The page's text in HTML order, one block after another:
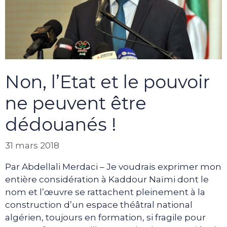
Non, l’Etat et le pouvoir
ne peuvent être
dédouanés !
31 mars 2018
Par Abdellali Merdaci – Je voudrais exprimer mon
entière considération à Kaddour Naïmi dont le
nom et l’œuvre se rattachent pleinement à la
construction d’un espace théâtral national
algérien, toujours en formation, si fragile pour